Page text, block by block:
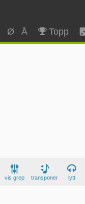
Ø Å Topp
vis grep transponer lytt